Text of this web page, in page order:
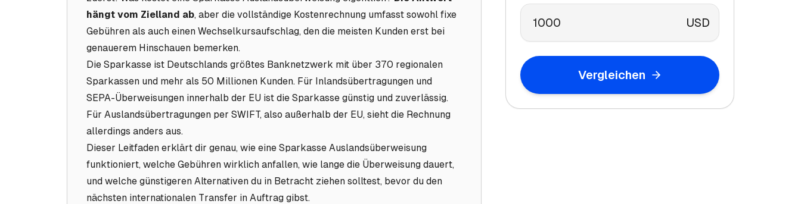
hängt vom Zielland ab, aber die vollständige Kostenrechnung umfasst sowohl fixe
Gebühren als auch einen Wechselkursaufschlag, den die meisten Kunden erst bei
genauerem Hinschauen bemerken.
Die Sparkasse ist Deutschlands größtes Banknetzwerk mit über 370 regionalen
Sparkassen und mehr als 50 Millionen Kunden. Für Inlandsübertragungen und
SEPA-Überweisungen innerhalb der EU ist die Sparkasse günstig und zuverlässig.
Für Auslandsübertragungen per SWIFT, also außerhalb der EU, sieht die Rechnung
allerdings anders aus.
Dieser Leitfaden erklärt dir genau, wie eine Sparkasse Auslandsüberweisung
funktioniert, welche Gebühren wirklich anfallen, wie lange die Überweisung dauert,
und welche günstigeren Alternativen du in Betracht ziehen solltest, bevor du den
nächsten internationalen Transfer in Auftrag gibst.
USD
Vergleichen